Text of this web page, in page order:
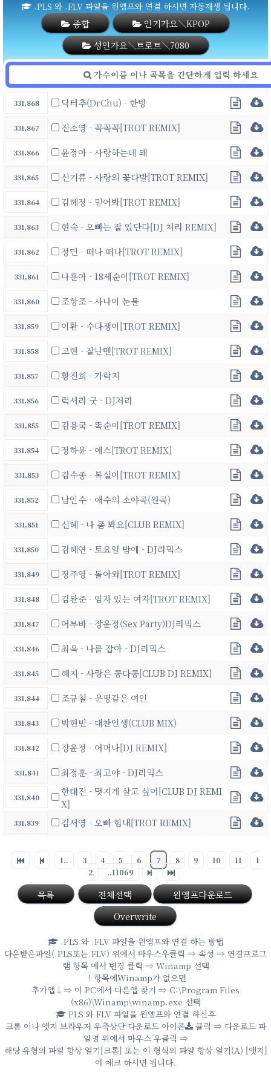
.PLS 와 .FLV 파일을 윈앰프와 연결 하시면 자동재생 됩니다.
종합
인기가요＼KPOP
성인가요＼트로트＼7080
331,868 닥터추(DrChu) - 한방
331,867 진소영 - 꼭꼭꼭[TROT REMIX]
331,866 윤정아 - 사랑하는데 왜
331,865 신기류 - 사랑의 꽃다발[TROT REMIX]
331,864 김혜정 - 믿어봐[TROT REMIX]
331,863 현숙 - 오빠는 잘 있단다[DJ 처리 REMIX]
331,862 정민 - 떠나 떠나[TROT REMIX]
331,861 나훈아 - 18세순이[TROT REMIX]
331,860 조항조 - 사나이 눈물
331,859 이환 - 수다쟁이[TROT REMIX]
331,858 고현 - 잘난맨[TROT REMIX]
331,857 황진희 - 가락지
331,856 럭셔리 굿 - DJ처리
331,855 김용국 - 똑순이[TROT REMIX]
331,854 정하윤 - 예스[TROT REMIX]
331,853 김수종 - 복실이[TROT REMIX]
331,852 남인수 - 애수의 소야곡(원곡)
331,851 신혜 - 나 좀 봐요[CLUB REMIX]
331,850 김혜연 - 토요일 밤에 - DJ리믹스
331,849 정주영 - 돌아와[TROT REMIX]
331,848 김완준 - 임자 있는 여자[TROT REMIX]
331,847 어부바 - 장윤정(Sex Party)DJ리믹스
331,846 최욱 - 나를 잡아 - DJ리믹스
331,845 혜지 - 사랑은 콩다콩[CLUB DJ REMIX]
331,844 조규철 - 운명같은 여인
331,843 박현빈 - 대찬인생(CLUB MIX)
331,842 장윤정 - 어머나[DJ REMIX]
331,841 최정훈 - 최고야 - DJ리믹스
331,840
한태진 - 멋지게 살고 싶어[CLUB DJ REMI
X]
331,839 김서영 - 오빠 힘내[TROT REMIX]
1.. 3 4 5 6 7 8 9 10 11
1
2
..11069
목록 전체선택
윈앰프다운로드
Overwrite
.PLS 와 .FLV 파일을 윈앰프와 연결 하는 방법
다운받은파일(.PLS또는.FLV) 위에서 마우스우클릭 ⇒ 속성 ⇒ 연결프로그
램 항목 에서 변경 클릭 ⇒ Winamp 선택
！항목에Winamp가 없으면
추가앱↓⇒ 이 PC에서 다른앱 찾기 ⇒ C:\Program Files
(x86)\Winamp\winamp.exe 선택
PLS 와 FLV 파일을 윈앰프와 연결 하신후
크롬 이나 엣지 브라우저 우측상단 다운로드 아이콘
클릭 ⇒ 다운로드 파
일명 위에서 마우스 우클릭 ⇒
해당 유형의 파일 항상 열기[크롬] 또는 이 형식의 파일 항상 열기(A) [엣지]
에 체크 하시면 됩니다.